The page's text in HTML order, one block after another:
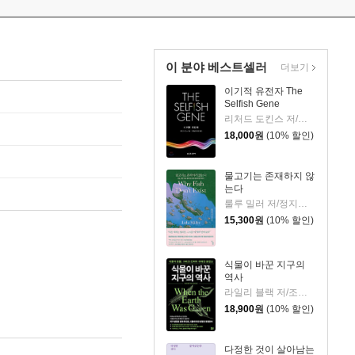
이 분야 베스트셀러
이기적 유전자 The
Selfish Gene
리처드 도킨스 저/홍영남,이상임 공역
18,000원 (10% 할인)
물고기는 존재하지 않
는다
15,300원 (10% 할인)
식물이 바꾼 지구의
역사
라일리 블랙 저/조정남 역
18,900원 (10% 할인)
다정한 것이 살아남는
더보기